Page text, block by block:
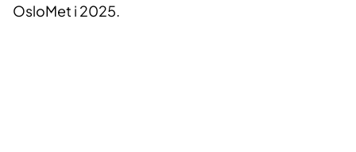
OsloMet i 2025.